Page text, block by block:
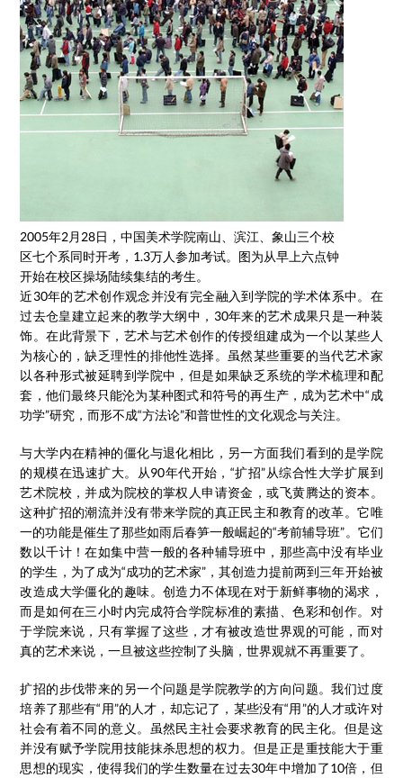
2005年2月28日，中国美术学院南山、滨江、象山三个校
区七个系同时开考，1.3万人参加考试。图为从早上六点钟
开始在校区操场陆续集结的考生。
近30年的艺术创作观念并没有完全融入到学院的学术体系中。在
过去仓皇建立起来的教学大纲中，30年来的艺术成果只是一种装
饰。在此背景下，艺术与艺术创作的传授组建成为一个以某些人
为核心的，缺乏理性的排他性选择。虽然某些重要的当代艺术家
以各种形式被延聘到学院中，但是如果缺乏系统的学术梳理和配
套，他们最终只能沦为某种图式和符号的再生产，成为艺术中“成
功学”研究，而形不成“方法论”和普世性的文化观念与关注。
与大学内在精神的僵化与退化相比，另一方面我们看到的是学院
的规模在迅速扩大。从90年代开始，“扩招”从综合性大学扩展到
艺术院校，并成为院校的掌权人申请资金，或飞黄腾达的资本。
这种扩招的潮流并没有带来学院的真正民主和教育的改革。它唯
一的功能是催生了那些如雨后春笋一般崛起的“考前辅导班”。它们
数以千计！在如集中营一般的各种辅导班中，那些高中没有毕业
的学生，为了成为“成功的艺术家”，其创造力提前两到三年开始被
改造成大学僵化的趣味。创造力不体现在对于新鲜事物的渴求，
而是如何在三小时内完成符合学院标准的素描、色彩和创作。对
于学院来说，只有掌握了这些，才有被改造世界观的可能，而对
真的艺术来说，一旦被这些控制了头脑，世界观就不再重要了。
扩招的步伐带来的另一个问题是学院教学的方向问题。我们过度
培养了那些有“用”的人才，却忘记了，某些没有“用”的人才或许对
社会有着不同的意义。虽然民主社会要求教育的民主化。但是这
并没有赋予学院用技能抹杀思想的权力。但是正是重技能大于重
思想的现实，使得我们的学生数量在过去30年中增加了10倍，但